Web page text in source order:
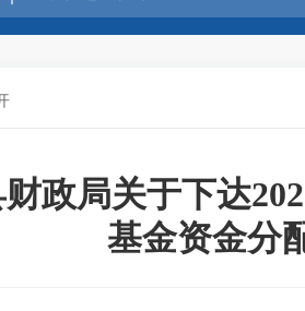
政局关于下达
基金资金分